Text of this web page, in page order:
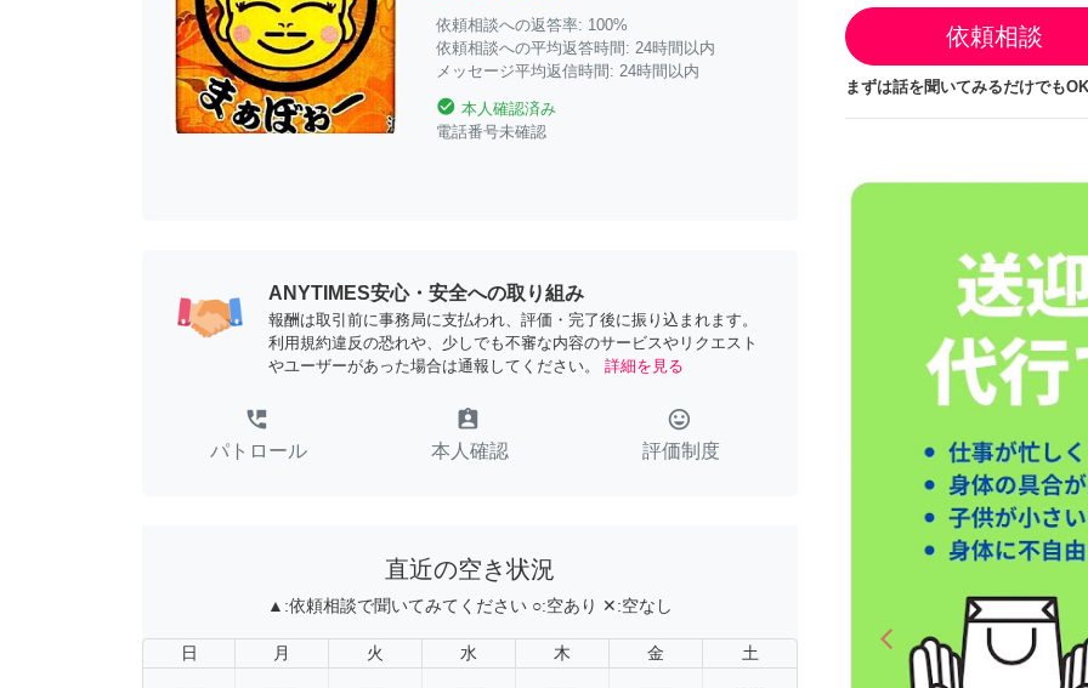
依頼相談への返答率: 100%
依頼相談への平均返答時間: 24時間以内
メッセージ平均返信時間: 24時間以内
check_circle 本人確認済み
電話番号未確認
ANYTIMES安心・安全への取り組み
報酬は取引前に事務局に支払われ、評価・完了後に振り込まれます。
利用規約違反の恐れや、少しでも不審な内容のサービスやリクエスト
やユーザーがあった場合は通報してください。
詳細を見る
perm_phone_msg
パトロール
assignment_ind
本人確認
tag_faces
評価制度
直近の空き状況
▲:依頼相談で聞いてみてください ○:空あり ✕:空なし
日 月 火 水 木 金 土
依頼相談
まずは話を聞いてみるだけでも
arrow_back_iosPrevious